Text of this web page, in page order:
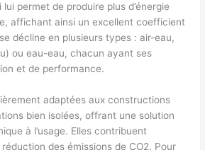
permet de produire plus d’énergie
affichant ainsi un excellent coefficient
décline en plusieurs types : air-eau,
ou eau-eau, chacun ayant ses
et de performance.
adaptées aux constructions
bien isolées, offrant une solution
à l’usage. Elles contribuent
des émissions de CO2. Pour